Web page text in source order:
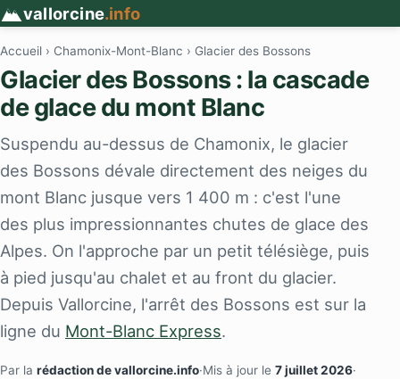
vallorcine.info
Accueil › Chamonix-Mont-Blanc › Glacier des Bossons
Glacier des Bossons : la cascade
de glace du mont Blanc
Suspendu au-dessus de Chamonix, le glacier
des Bossons dévale directement des neiges du
mont Blanc jusque vers 1 400 m : c'est l'une
des plus impressionnantes chutes de glace des
Alpes. On l'approche par un petit télésiège, puis
à pied jusqu'au chalet et au front du glacier.
Depuis Vallorcine, l'arrêt des Bossons est sur la
ligne du Mont-Blanc Express.
Par la rédaction de vallorcine.info·Mis à jour le 7 juillet 2026·